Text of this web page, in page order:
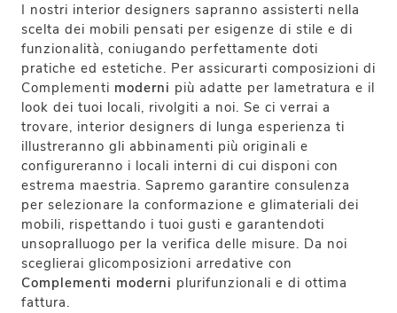
I nostri interior designers sapranno assisterti nella
scelta dei mobili pensati per esigenze di stile e di
funzionalità, coniugando perfettamente doti
pratiche ed estetiche. Per assicurarti composizioni di
Complementi moderni più adatte per lametratura e il
look dei tuoi locali, rivolgiti a noi. Se ci verrai a
trovare, interior designers di lunga esperienza ti
illustreranno gli abbinamenti più originali e
configureranno i locali interni di cui disponi con
estrema maestria. Sapremo garantire consulenza
per selezionare la conformazione e glimateriali dei
mobili, rispettando i tuoi gusti e garantendoti
unsopralluogo per la verifica delle misure. Da noi
sceglierai glicomposizioni arredative con
Complementi moderni plurifunzionali e di ottima
fattura.